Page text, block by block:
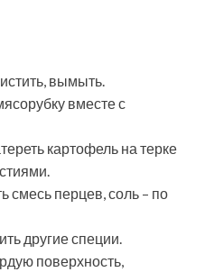
вымыть.
вместе с
картофель на терке
смесь перцев, соль – по
другие специи.
поверхность,